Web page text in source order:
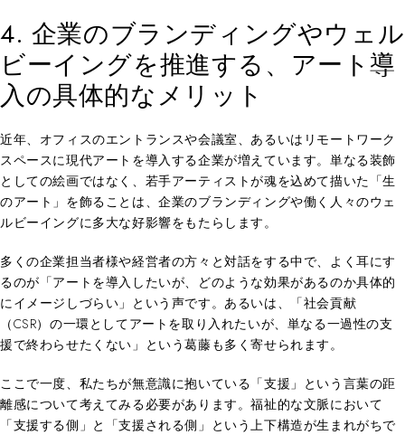
4. 企業のブランディングやウェル
ビーイングを推進する、アート導
入の具体的なメリット
近年、オフィスのエントランスや会議室、あるいはリモートワーク
スペースに現代アートを導入する企業が増えています。単なる装飾
としての絵画ではなく、若手アーティストが魂を込めて描いた「生
のアート」を飾ることは、企業のブランディングや働く人々のウェ
ルビーイングに多大な好影響をもたらします。
多くの企業担当者様や経営者の方々と対話をする中で、よく耳にす
るのが「アートを導入したいが、どのような効果があるのか具体的
にイメージしづらい」という声です。あるいは、「社会貢献
（CSR）の一環としてアートを取り入れたいが、単なる一過性の支
援で終わらせたくない」という葛藤も多く寄せられます。
ここで一度、私たちが無意識に抱いている「支援」という言葉の距
離感について考えてみる必要があります。福祉的な文脈において
「支援する側」と「支援される側」という上下構造が生まれがちで